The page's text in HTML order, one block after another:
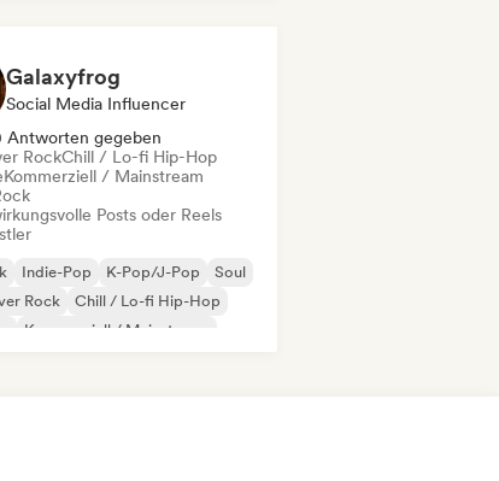
Galaxyfrog
Social Media Influencer
Antworten gegeben
RockChill / Lo-fi Hip-Hop
Kommerziell / Mainstream
Posts oder Reels
Indie-Pop K-Pop/J-Pop
Soul
Rock
Chill / Lo-fi Hip-Hop
Kommerziell / Mainstream